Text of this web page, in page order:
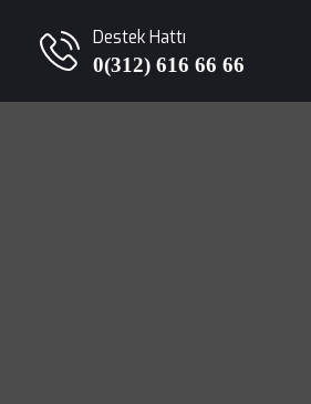
Destek Hattı
0(312) 616 66 66